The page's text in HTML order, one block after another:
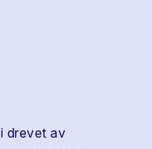
drevet av